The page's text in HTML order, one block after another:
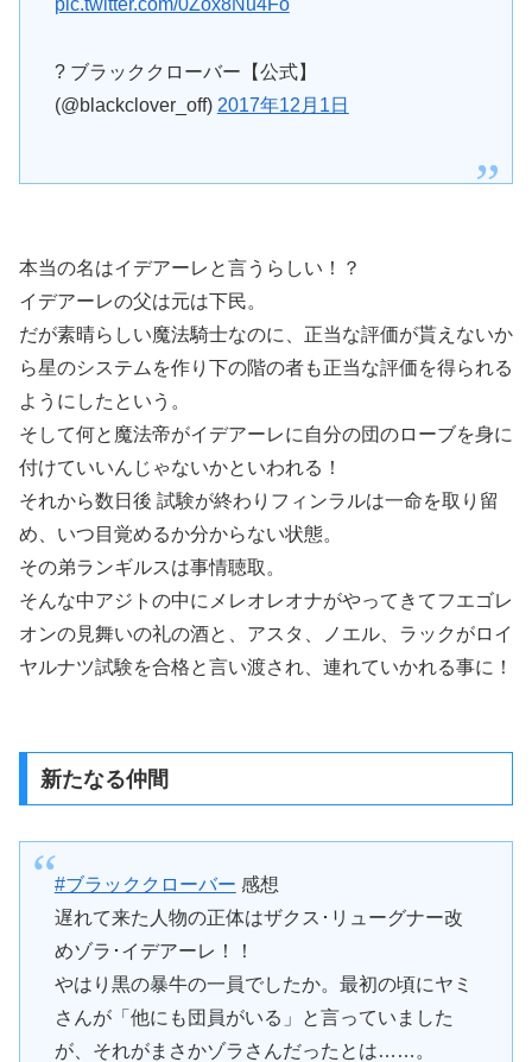
pic.twitter.com/0Zox8Nu4Fo
? ブラッククローバー【公式】
(@blackclover_off) 2017年12月1日
本当の名はイデアーレと言うらしい！？
イデアーレの父は元は下民。
だが素晴らしい魔法騎士なのに、正当な評価が貰えないか
ら星のシステムを作り下の階の者も正当な評価を得られる
ようにしたという。
そして何と魔法帝がイデアーレに自分の団のローブを身に
付けていいんじゃないかといわれる！
それから数日後 試験が終わりフィンラルは一命を取り留
め、いつ目覚めるか分からない状態。
その弟ランギルスは事情聴取。
そんな中アジトの中にメレオレオナがやってきてフエゴレ
オンの見舞いの礼の酒と、アスタ、ノエル、ラックがロイ
ヤルナツ試験を合格と言い渡され、連れていかれる事に！
新たなる仲間
#ブラッククローバー 感想
遅れて来た人物の正体はザクス･リューグナー改
めゾラ･イデアーレ！！
やはり黒の暴牛の一員でしたか。最初の頃にヤミ
さんが「他にも団員がいる」と言っていました
が、それがまさかゾラさんだったとは……。